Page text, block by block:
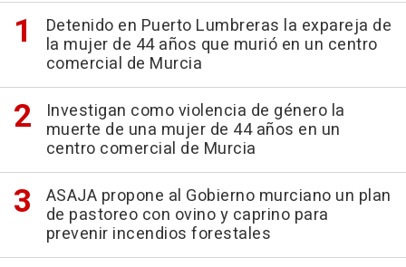
Detenido en Puerto Lumbreras la expareja de
la mujer de 44 años que murió en un centro
comercial de Murcia
Investigan como violencia de género la
muerte de una mujer de 44 años en un
centro comercial de Murcia
ASAJA propone al Gobierno murciano un plan
de pastoreo con ovino y caprino para
prevenir incendios forestales